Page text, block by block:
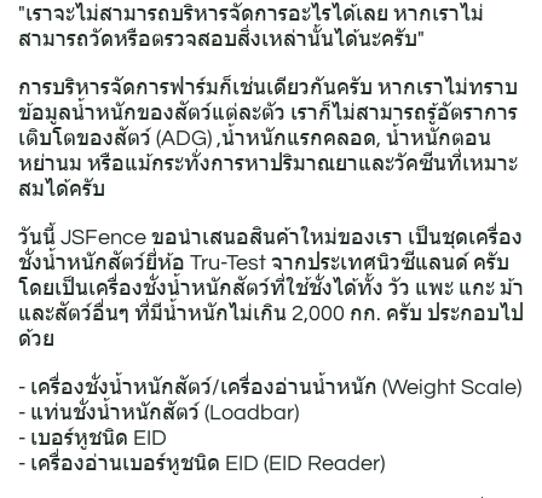
"เราจะไม่สามารถบริหารจัดการอะไรได้เลย หากเราไม่
สามารถวัดหรือตรวจสอบสิ่งเหล่านั้นได้นะครับ"
การบริหารจัดการฟาร์มก็เช่นเดียวกันครับ หากเราไม่ทราบ
ข้อมูลน้ำหนักของสัตว์แต่ละตัว เราก็ไม่สามารถรู้อัตราการ
เติบโตของสัตว์ (ADG) ,น้ำหนักแรกคลอด, น้ำหนักตอน
หย่านม หรือแม้กระทั่งการหาปริมาณยาและวัคซีนที่เหมาะ
สมได้ครับ
วันนี้ JSFence ขอนำเสนอสินค้าใหม่ของเรา เป็นชุดเครื่อง
ชั่งน้ำหนักสัตว์ยี่ห้อ Tru-Test จากประเทศนิวซีแลนด์ ครับ
โดยเป็นเครื่องชั่งน้ำหนักสัตว์ที่ใช้ชั่งได้ทั้ง วัว แพะ แกะ ม้า
และสัตว์อื่นๆ ที่มีน้ำหนักไม่เกิน 2,000 กก. ครับ ประกอบไป
ด้วย
- เครื่องชั่งน้ำหนักสัตว์/เครื่องอ่านน้ำหนัก (Weight Scale)
- แท่นชั่งน้ำหนักสัตว์ (Loadbar)
- เบอร์หูชนิด EID
- เครื่องอ่านเบอร์หูชนิด EID (EID Reader)